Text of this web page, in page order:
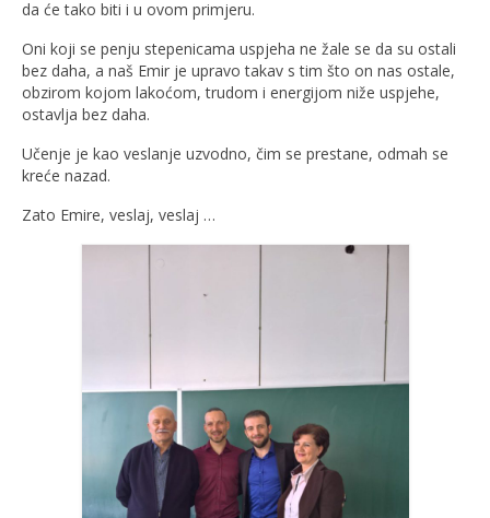
da će tako biti i u ovom primjeru.
Oni koji se penju stepenicama uspjeha ne žale se da su ostali
bez daha, a naš Emir je upravo takav s tim što on nas ostale,
obzirom kojom lakoćom, trudom i energijom niže uspjehe,
ostavlja bez daha.
Učenje je kao veslanje uzvodno, čim se prestane, odmah se
kreće nazad.
Zato Emire, veslaj, veslaj …